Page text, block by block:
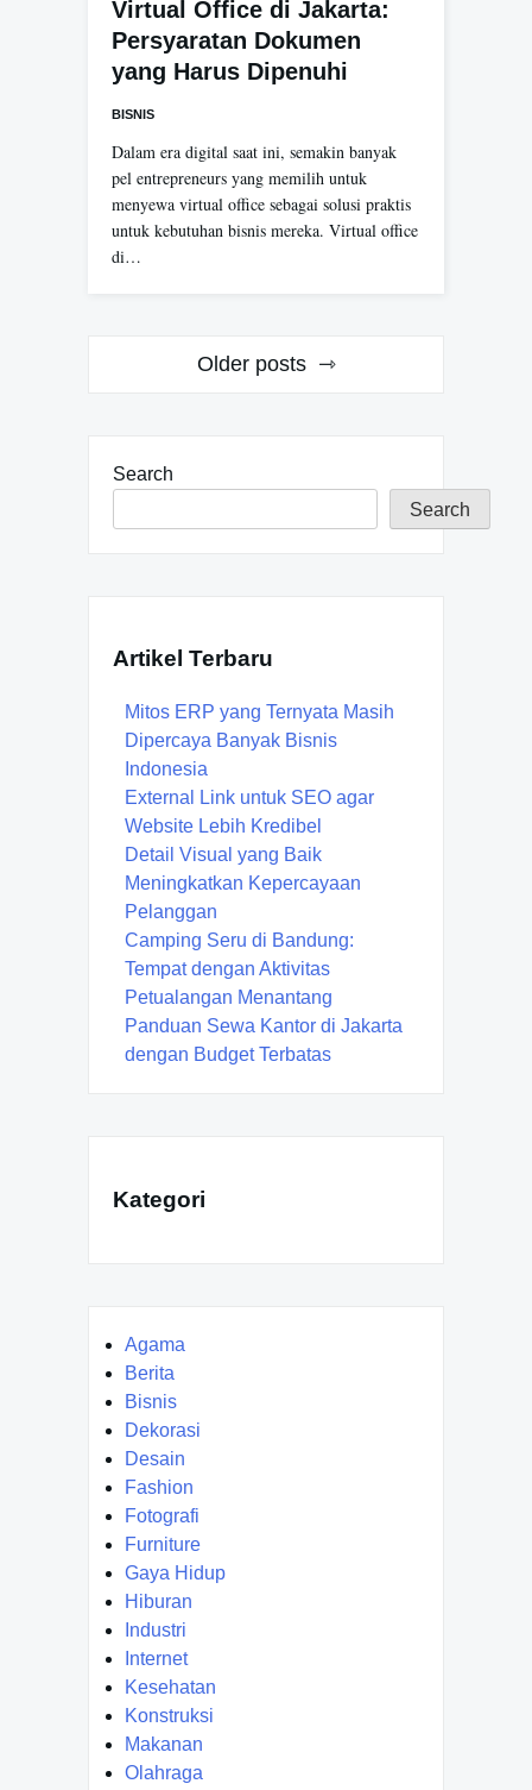
Virtual Office di Jakarta:
Persyaratan Dokumen
yang Harus Dipenuhi
BISNIS
Dalam era digital saat ini, semakin banyak
pel entrepreneurs yang memilih untuk
menyewa virtual office sebagai solusi praktis
untuk kebutuhan bisnis mereka. Virtual office
di…
Older posts
Search
Search
Artikel Terbaru
Mitos ERP yang Ternyata Masih
Dipercaya Banyak Bisnis
Indonesia
External Link untuk SEO agar
Website Lebih Kredibel
Detail Visual yang Baik
Meningkatkan Kepercayaan
Pelanggan
Camping Seru di Bandung:
Tempat dengan Aktivitas
Petualangan Menantang
Panduan Sewa Kantor di Jakarta
dengan Budget Terbatas
Kategori
Agama
Berita
Bisnis
Dekorasi
Desain
Fashion
Fotografi
Furniture
Gaya Hidup
Hiburan
Industri
Internet
Kesehatan
Konstruksi
Makanan
Olahraga